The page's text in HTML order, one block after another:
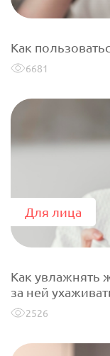
Как
6681
Для лица
Как увлажнять
за ней
2526